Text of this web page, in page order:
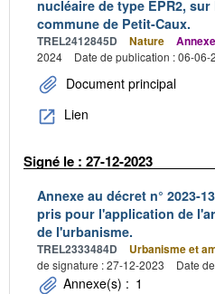
nucléaire de type EPR2,
commune de Petit-Caux.
TREL2412845D Nature Annexe
2024
Date de publication : 06-06-
Document principal
Lien
Signé le : 27-12-2023
Annexe au décret n° 2023-
pris pour l'application de
de l'urbanisme.
TREL2333484D Urbanisme et
de signature : 27-12-2023
Date
Annexe(s) : 1